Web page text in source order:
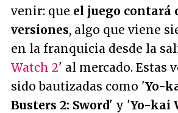
venir: que el juego contará
versiones, algo que viene
en la franquicia desde la
Watch 2' al mercado. Estas
sido bautizadas como 'Yo-
Busters 2: Sword' y 'Yo-kai